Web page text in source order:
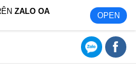
ZALO OA OPEN